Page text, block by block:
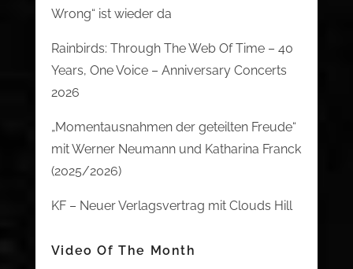
Wrong“ ist wieder da
Rainbirds: Through The Web Of Time – 40
Years, One Voice – Anniversary Concerts
2026
„Momentausnahmen der geteilten Freude“
mit Werner Neumann und Katharina Franck
(2025/2026)
KF – Neuer Verlagsvertrag mit Clouds Hill
Video Of The Month